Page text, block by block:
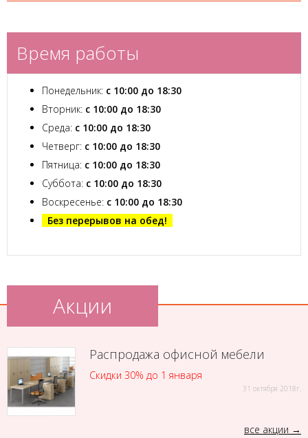
Время работы
Понедельник: с 10:00 до 18:30
Вторник: с 10:00 до 18:30
Среда: с 10:00 до 18:30
Четверг: с 10:00 до 18:30
Пятница: с 10:00 до 18:30
Суббота: с 10:00 до 18:30
Воскресенье: с 10:00 до 18:30
Без перерывов на обед!
Акции
Распродажа офисной мебели
Скидки 30% до 1 января
31 октября 2018г.
все акции